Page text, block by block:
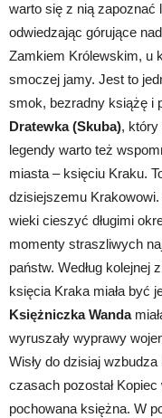
warto się z nią zapoznać
odwiedzając górujące
Zamkiem Królewskim, u
smoczej jamy. Jest to
smok, bezradny książę i
Dratewka (Skuba), który
legendy warto też
miasta – księciu Kraku.
dzisiejszemu
wieki cieszyć długimi
momenty straszliwych
państw. Według kolejnej
księcia Kraka miała być
Księżniczka Wanda
wyruszały wyprawy
Wisły do dzisiaj
czasach pozostał
pochowana księżna. W